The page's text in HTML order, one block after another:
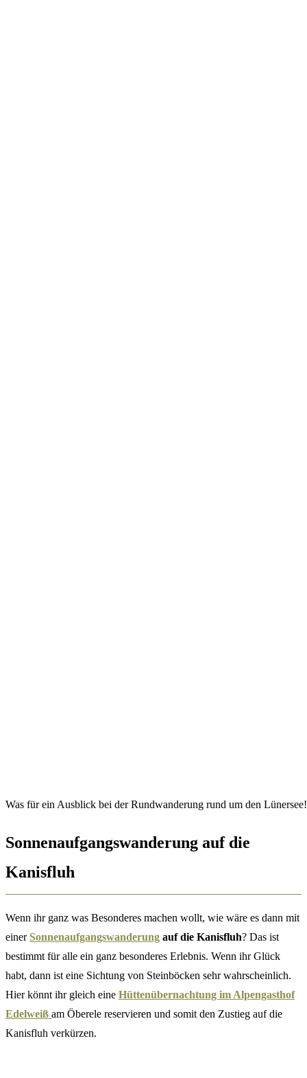
Was für ein Ausblick bei der Rundwanderung rund um den Lünersee!
Sonnenaufgangswanderung auf die
Kanisfluh
Wenn ihr ganz was Besonderes machen wollt, wie wäre es dann mit
einerSonnenaufgangswanderung auf die Kanisfluh? Das ist
bestimmt für alle ein ganz besonderes Erlebnis. Wenn ihr Glück
habt, dann ist eine Sichtung von Steinböcken sehr wahrscheinlich.
Hier könnt ihr gleich eine Hüttenübernachtung im Alpengasthof
Edelweiß am Öberele reservieren und somit den Zustieg auf die
Kanisfluh verkürzen.